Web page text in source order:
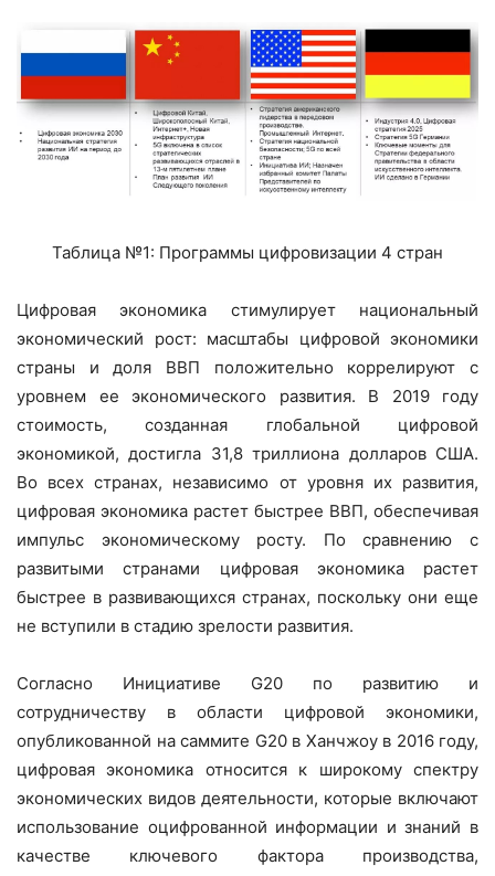
Таблица №1: Программы цифровизации 4 стран
Цифровая экономика стимулирует национальный
экономический рост: масштабы цифровой экономики
страны и доля ВВП положительно коррелируют с
уровнем ее экономического развития. В 2019 году
стоимость, созданная глобальной цифровой
экономикой, достигла 31,8 триллиона долларов США.
Во всех странах, независимо от уровня их развития,
цифровая экономика растет быстрее ВВП, обеспечивая
импульс экономическому росту. По сравнению с
развитыми странами цифровая экономика растет
быстрее в развивающихся странах, поскольку они еще
не вступили в стадию зрелости развития.
Согласно Инициативе G20 по развитию и
сотрудничеству в области цифровой экономики,
опубликованной на саммите G20 в Ханчжоу в 2016 году,
цифровая экономика относится к широкому спектру
экономических видов деятельности, которые включают
использование оцифрованной информации и знаний в
качестве ключевого фактора производства,